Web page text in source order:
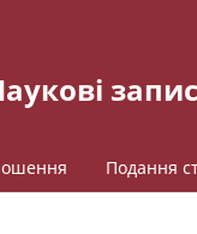
Подання